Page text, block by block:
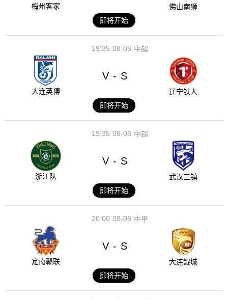
梅州客家
佛山南狮
即将开始
08-08
19:35 中超
大连英博
V - S
辽宁铁人
即将开始
08-08
19:35 中超
浙江队
V - S
武汉三镇
即将开始
08-08
20:00 中甲
定南赣联
V - S
大连鲲城
即将开始